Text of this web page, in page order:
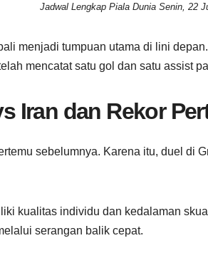
Jadwal Lengkap Piala Dunia Senin, 22
menjadi tumpuan utama di lini
mencatat satu gol dan satu assist
Iran dan Rekor
sebelumnya. Karena itu, duel di
kualitas individu dan kedalaman
serangan balik cepat.